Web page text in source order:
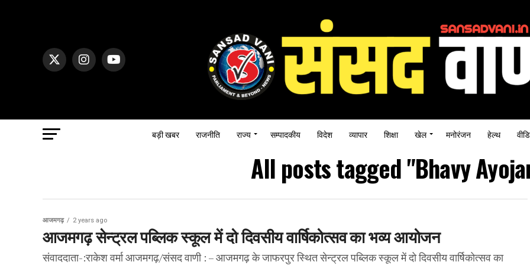
बड़ी खबर राजनीति राज्य सम्पादकीय विदेश व्यापार शिक्षा खेल मनोरंजन हेल्थ
All posts tagged "Bhavy
आजमगढ़ 2 years ago
आजमगढ़ सेन्ट्रल पब्लिक स्कूल में दो दिवसीय वार्षिकोत्सव का भव्य आयोजन
संवाददाता-:राकेश वर्मा आजमगढ़/संसद वाणी : – आजमगढ़ के जाफरपुर स्थित सेन्ट्रल पब्लिक स्कूल में दो दिवसीय वार्षिकोत्सव का